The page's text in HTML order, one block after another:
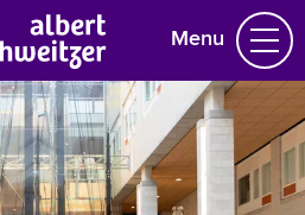
Menu
behandelteam
en hoe werkt het?